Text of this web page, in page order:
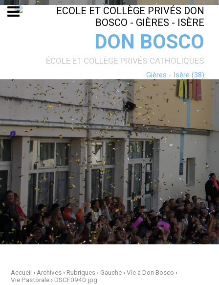
DON BOSCO
ÉCOLE ET COLLÈGE PRIVÉS CATHOLIQUES
Gières - Isère (38)
Accueil › Archives ›Rubriques › Gauche ›Vie à Don Bosco ›
Vie Pastorale ›DSCF0940.jpg